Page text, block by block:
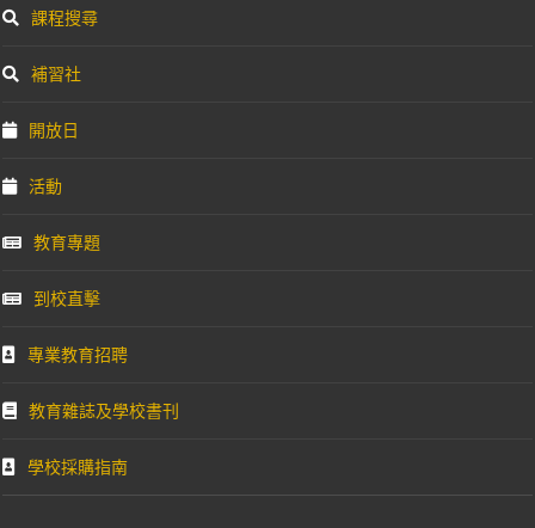
課程搜尋
補習社
開放日
活動
教育專題
到校直擊
專業教育招聘
教育雜誌及學校書刊
學校採購指南